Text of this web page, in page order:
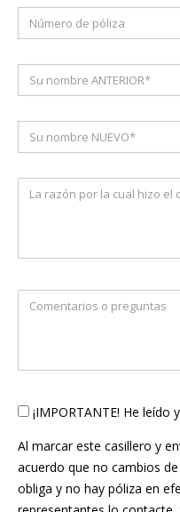
¡IMPORTANTE! He leído
Al marcar este casillero y
acuerdo que no cambios
obliga y no hay póliza en